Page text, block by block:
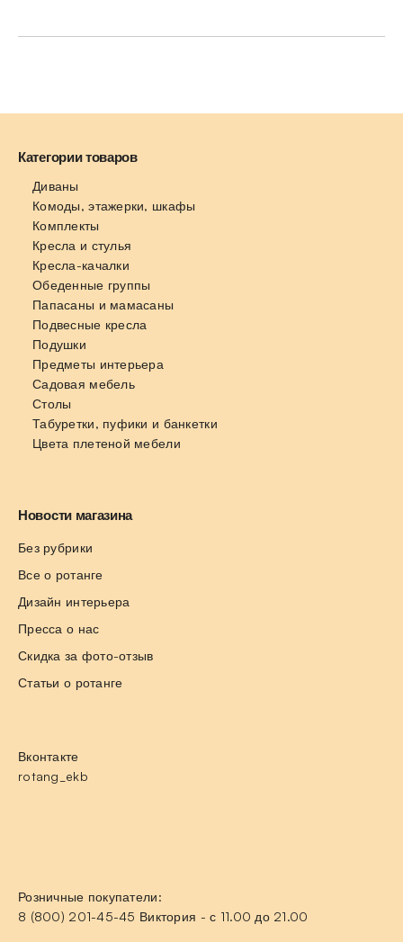
Категории товаров
Диваны
Комоды, этажерки, шкафы
Комплекты
Кресла и стулья
Кресла-качалки
Обеденные группы
Папасаны и мамасаны
Подвесные кресла
Подушки
Предметы интерьера
Садовая мебель
Столы
Табуретки, пуфики и банкетки
Цвета плетеной мебели
Новости магазина
Без рубрики
Все о ротанге
Дизайн интерьера
Пресса о нас
Скидка за фото-отзыв
Статьи о ротанге
Вконтакте
rotang_ekb
Розничные покупатели:
8 (800) 201-45-45 Виктория - с 11.00 до 21.00